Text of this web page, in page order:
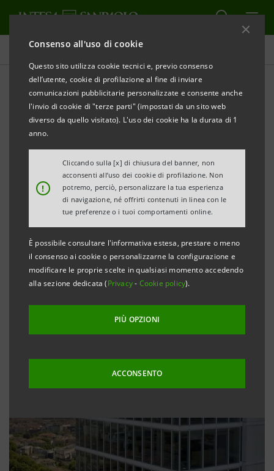
Consenso all'uso di cookie
Questo sito utilizza cookie tecnici e, previo consenso
dell’utente, cookie di profilazione al fine di inviare
comunicazioni pubblicitarie personalizzate e consente anche
l'invio di cookie di "terze parti" (impostati da un sito web
diverso da quello visitato). L'uso dei cookie ha la durata di 1
anno.
!
Cliccando sulla [x] di chiusura del banner, non
acconsenti all’uso dei cookie di profilazione. Non
potremo, perciò, personalizzare la tua esperienza
di navigazione, né offrirti contenuti in linea con le
tue preferenze o i tuoi comportamenti online.
È possibile consultare l'informativa estesa, prestare o meno
il consenso ai cookie o personalizzarne la configurazione e
modificare le proprie scelte in qualsiasi momento accedendo
alla sezione dedicata (Privacy- Cookie policy).
PIÙ OPZIONI
ACCONSENTO
Tutti gli eventi sostenuti dalla banca
CULTURA
Fabbri: quattro premier di
Elisabetta II